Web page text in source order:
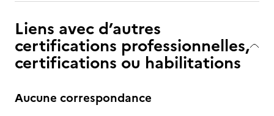
Liens avec d’autres
certifications professionnelles,
certifications ou habilitations
Aucune correspondance